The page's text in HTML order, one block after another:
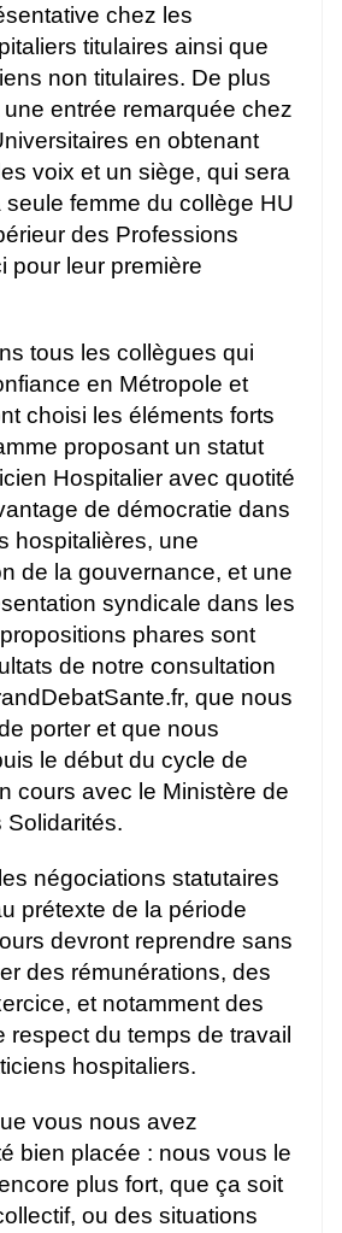
chez les
titulaires ainsi que
non titulaires. De plus
entrée remarquée chez
en obtenant
voix et un siège, qui sera
femme du collège HU
des Professions
pour leur première
tous les collègues qui
en Métropole et
choisi les éléments forts
proposant un statut
Hospitalier avec quotité
de démocratie dans
hospitalières, une
de la gouvernance, et une
syndicale dans les
phares sont
de notre consultation
que nous
porter et que nous
le début du cycle de
cours avec le Ministère de
Solidarités.
négociations statutaires
prétexte de la période
devront reprendre sans
des rémunérations, des
et notamment des
respect du temps de travail
hospitaliers.
vous nous avez
bien placée : nous vous le
plus fort, que ça soit
ou des situations